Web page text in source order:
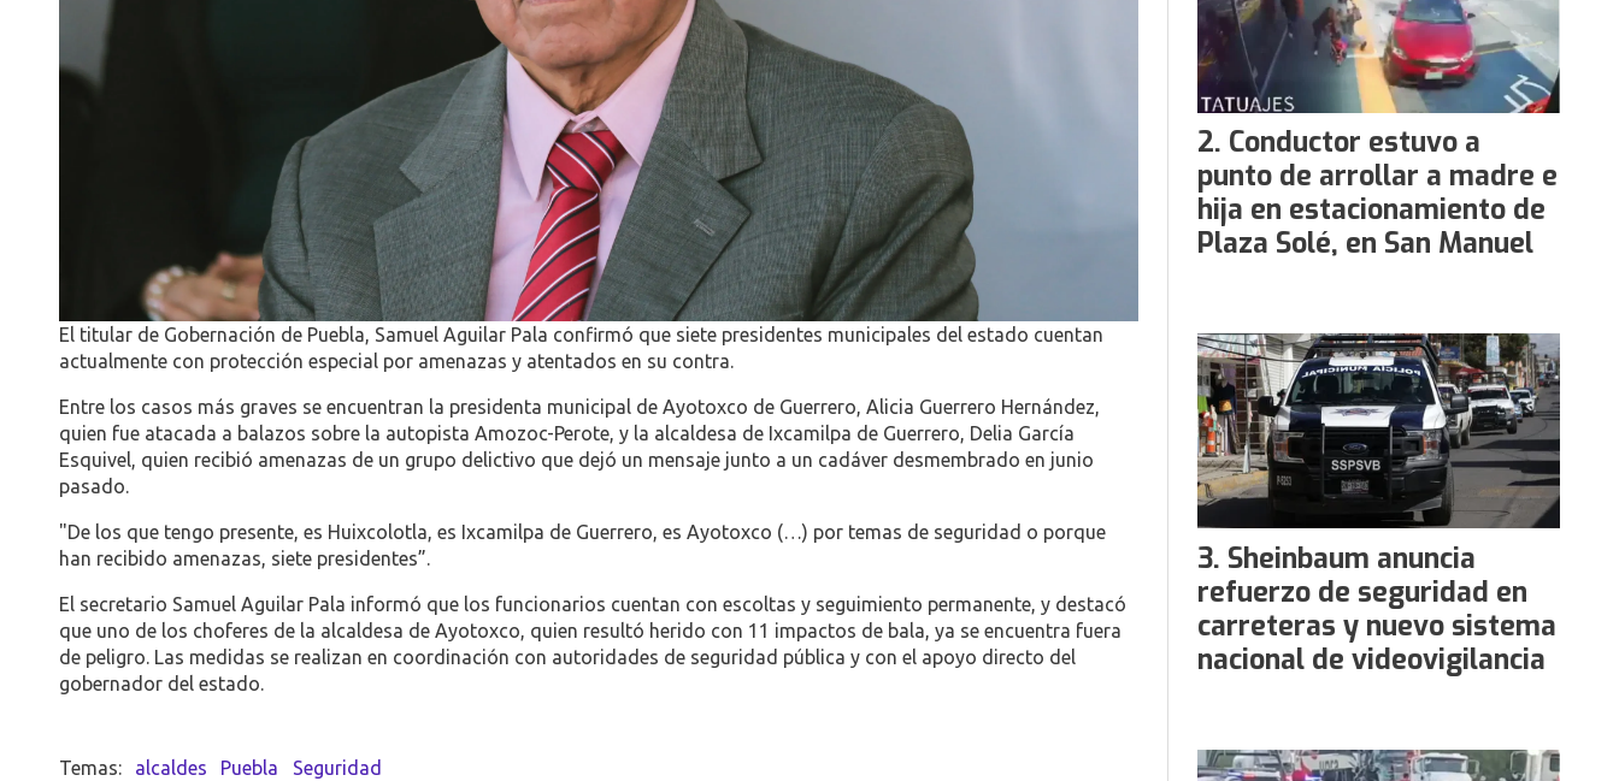
El titular de Gobernación de Puebla, Samuel Aguilar Pala confirmó que siete presidentes municipales del estado cuentan
actualmente con protección especial por amenazas y atentados en su contra.
Entre los casos más graves se encuentran la presidenta municipal de Ayotoxco de Guerrero, Alicia Guerrero Hernández,
quien fue atacada a balazos sobre la autopista Amozoc-Perote, y la alcaldesa de Ixcamilpa de Guerrero, Delia García
Esquivel, quien recibió amenazas de un grupo delictivo que dejó un mensaje junto a un cadáver desmembrado en junio
pasado.
"De los que tengo presente, es Huixcolotla, es Ixcamilpa de Guerrero, es Ayotoxco (…) por temas de seguridad o porque
han recibido amenazas, siete presidentes”.
El secretario Samuel Aguilar Pala informó que los funcionarios cuentan con escoltas y seguimiento permanente, y destacó
que uno de los choferes de la alcaldesa de Ayotoxco, quien resultó herido con 11 impactos de bala, ya se encuentra fuera
de peligro. Las medidas se realizan en coordinación con autoridades de seguridad pública y con el apoyo directo del
gobernador del estado.
alcaldes Puebla Seguridad
Conductor estuvo a
punto de arrollar a madre e
hija en estacionamiento de
Plaza Solé, en San Manuel
Sheinbaum anuncia
refuerzo de seguridad en
carreteras y nuevo sistema
nacional de videovigilancia